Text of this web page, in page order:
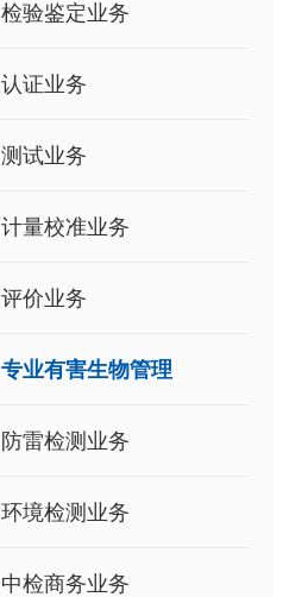
检验鉴定业务
认证业务
测试业务
计量校准业务
评价业务
专业有害生物管理
防雷检测业务
环境检测业务
中检商务业务